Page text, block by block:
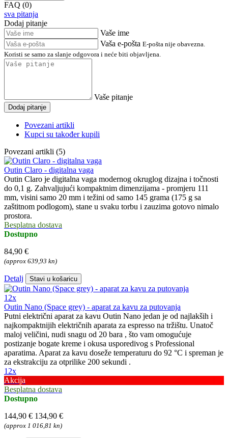
FAQ (0)
sva pitanja
Dodaj pitanje
Vaše ime
Vaša e-pošta E-pošta nije obavezna.
Koristi se samo za slanje odgovora i neće biti objavljena.
Vaše pitanje
Dodaj pitanje
Povezani artikli
Kupci su također kupili
Povezani artikli (5)
Outin Claro - digitalna vaga
Outin Claro je digitalna vaga modernog okruglog dizajna i točnosti
do 0,1 g. Zahvaljujući kompaktnim dimenzijama - promjeru 111
mm, visini samo 20 mm i težini od samo 145 grama (175 g sa
zaštitnom podlogom), stane u svaku torbu i zauzima gotovo nimalo
prostora.
Besplatna dostava
Dostupno
84,90 €
(approx 639,93 kn)
Detalj Stavi u košaricu
12x
Outin Nano (Space grey) - aparat za kavu za putovanja
Putni električni aparat za kavu Outin Nano jedan je od najlakših i
najkompaktnijih električnih aparata za espresso na tržištu. Unatoč
maloj veličini, nudi snagu od 20 bara , što vam omogućuje
postizanje bogate kreme i okusa usporedivog s Professional
aparatima. Aparat za kavu doseže temperaturu do 92 °C i spreman je
za ekstrakciju za otprilike 200 sekundi .
12x
Akcija
Besplatna dostava
Dostupno
144,90 € 134,90 €
(approx 1 016,81 kn)